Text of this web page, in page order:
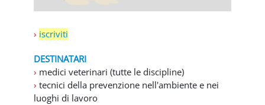
o
› iscriviti
DESTINATARI
› medici veterinari (tutte le discipline)
› tecnici della prevenzione nell'ambiente e nei
luoghi di lavoro